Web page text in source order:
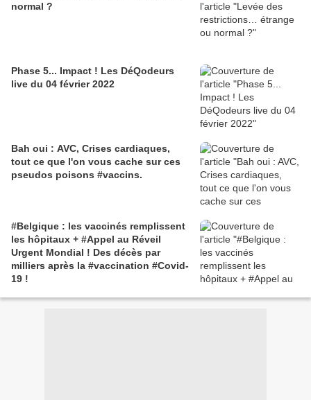
normal ?
Phase 5... Impact ! Les DéQodeurs
live du 04 février 2022
Bah oui : AVC, Crises cardiaques,
tout ce que l'on vous cache sur ces
pseudos poisons #vaccins.
#Belgique : les vaccinés remplissent
les hôpitaux + #Appel au Réveil
Urgent Mondial ! Des décès par
milliers après la #vaccination #Covid-
19 !